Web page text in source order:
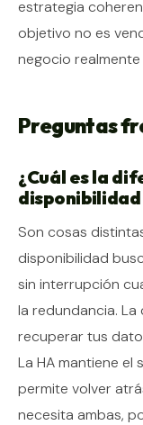
estrategia
objetivo no es
negocio
Preguntas
¿Cuál es la
disponibilidad
Son cosas
disponibilidad
sin interrupción
la redundancia.
recuperar tus
La HA mantiene el
permite volver
necesita ambas,